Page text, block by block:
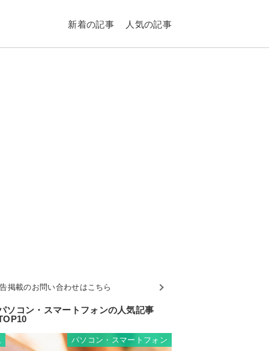
新着の記事 人気の記事
掲載のお問い合わせはこちら
ソコン・スマートフォンの人気記事
パソコン・スマートフォン